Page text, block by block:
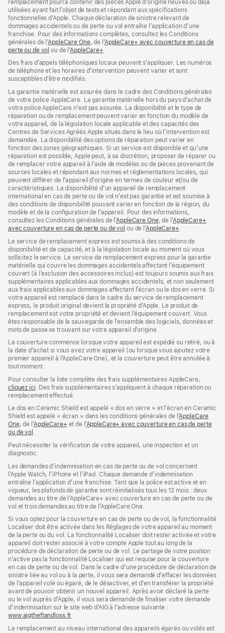
remplacement pourra contenir des pièces Apple d’origine neuves ou déjà
utilisées ayant fait l’objet de tests et répondant aux spécifications
fonctionnelles d’Apple. Chaque déclaration de sinistre relevant de
dommages accidentels ou de perte ou vol entraîne l’application d’une
franchise. Pour des informations complètes, consultez les Conditions
générales de l’AppleCare One(s’ouvre
dans
nouvelle
fenêtre)
, de l’AppleCare+ avec couverture en cas de
perte ou de vol (s’ouvre
une
nouvelle
fenêtre)
ou de l’AppleCare+
une
nouvelle
Des frais d’appels téléphoniques locaux peuvent s’appliquer. Les numéros
de téléphone et les horaires d’intervention peuvent varier et sont
susceptibles d’être modifiés.
La garantie matérielle est assurée dans le cadre des Conditions générales
de votre police AppleCare. La garantie matérielle hors du pays d’achat de
votre police AppleCare n’est pas assurée. La disponibilité et le type de
réparation ou de remplacement peuvent varier en fonction du modèle de
votre appareil, de la législation locale applicable et des capacités des
Centres de Services Agréés Apple situés dans le lieu où l’intervention est
demandée. La disponibilité des options de réparation peut varier en
fonction des zones géographiques. Si un service est disponible et qu’une
réparation est possible, Apple peut, à sa discrétion, proposer de réparer ou
de remplacer votre appareil à l’aide de modèles ou de pièces provenant de
sources locales et répondant aux normes et réglementations locales, qui
peuvent différer de l’appareil d’origine en termes de couleur et/ou de
caractéristiques. La disponibilité d’un appareil de remplacement
international en cas de perte ou de vol n’est pas garantie et est soumise à
des conditions de disponibilité pouvant varier en fonction de la région, du
modèle et de la configuration de l’appareil. Pour des informations,
consultez les Conditions générales de l’AppleCare One(s’ouvre
dans
nouvelle
fenêtre)
, de l’AppleCare+
avec couverture en cas de perte ou de vol (s’ouvre
une
nouvelle
fenêtre)
ou de l’AppleCare+(s’ouvre
une
nouvelle
fenêtre)
.
Le service de remplacement express est soumis à des conditions de
disponibilité et de capacité, et à la législation locale au moment où vous
sollicitez le service. Le service de remplacement express pour la garantie
matérielle qui couvre les dommages accidentels affectant l’équipement
couvert (à l’exclusion des accessoires inclus) est toujours soumis aux frais
supplémentaires applicables aux dommages accidentels, et non seulement
aux frais applicables aux dommages affectant l’écran ou le dos en verre. Si
votre appareil est remplacé dans le cadre du service de remplacement
express, le produit original devient la propriété d’Apple. Le produit de
remplacement est votre propriété et devient l’équipement couvert. Vous
êtes responsable de la sauvegarde de l’ensemble des logiciels, données et
mots de passe se trouvant sur votre appareil d’origine.
La couverture commence lorsque votre appareil est expédié ou retiré, ou à
la date d’achat si vous avez votre appareil (ou lorsque vous ajoutez votre
premier appareil à l’AppleCare One), et la couverture peut être annulée à
tout moment.
Pour consulter la liste complète des frais supplémentaires AppleCare,
cliquez ici (s’ouvre
dans
nouvelle
fenêtre)
. Des frais supplémentaires s’appliquent à chaque réparation ou
remplacement effectué.
Le dos en Ceramic Shield est appelé « dos en verre » et l’écran en Ceramic
Shield est appelé « écran » dans les conditions générales de l’AppleCare
One(s’ouvre
dans
nouvelle
fenêtre)
, de l’AppleCare+ (s’ouvre
nouvelle
et de l’AppleCare+ avec couverture en cas de perte
ou de vol (s’ouvre
une
nouvelle
fenêtre)
.
Peut nécessiter la vérification de votre appareil, une inspection et un
diagnostic.
Les demandes d’indemnisation en cas de perte ou de vol concernent
l’Apple Watch, l’iPhone et l’iPad. Chaque demande d’indemnisation
entraîne l’application d’une franchise. Tant que la police est active et en
vigueur, les plafonds de garantie sont réinitialisés tous les 12 mois : deux
demandes au titre de l’AppleCare+ avec couverture en cas de perte ou de
vol et trois demandes au titre de l’AppleCare One.
Si vous optez pour la couverture en cas de perte ou de vol, la fonctionnalité
Localiser doit être activée dans les Réglages de votre appareil au moment
de la perte ou du vol. La fonctionnalité Localiser doit rester activée et votre
appareil doit rester associé à votre compte Apple tout au long de la
procédure de déclaration de perte ou de vol. Le partage de votre position
n’active pas la fonctionnalité Localiser qui est requise pour la couverture
en cas de perte ou de vol. Dans le cadre d’une procédure de déclaration de
sinistre liée au vol ou à la perte, il vous sera demandé d’effacer les données
de l’appareil volé ou égaré, de le désactiver, et d’en transférer la propriété
avant de pouvoir obtenir un nouvel appareil. Après avoir déclaré la perte
ou le vol auprès d’Apple, il vous sera demandé de finaliser votre demande
d’indemnisation sur le site web d’AIG à l’adresse suivante :
www.aigtheftandloss.fr
une
Le remplacement au niveau international des appareils égarés ou volés est